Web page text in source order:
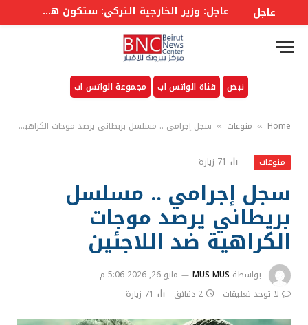
عاجل عاجل: وزير الخارجية التركي: ستكون هناك لجنة وزارية في إطار الاتفاق على غرار حلف الأطلسي إلى جانب أمانة عامة
نبض قناة الواتس اب مجموعة الواتس اب
Home
» منوعات » سجل إجرامي .. مسلسل بريطاني يرصد موجات الكراهية ضد اللاجئين
منوعات 71 زيارة
سجل إجرامي .. مسلسل
بريطاني يرصد موجات
الكراهية ضد اللاجئين
بواسطة MUS MUS
مايو 26, 2026 5:06 م
لا توجد تعليقات
2 دقائق 71 زيارة